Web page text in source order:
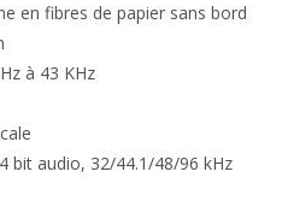
en fibres de papier sans bord
à 43 KHz
bit audio, 32/44.1/48/96 kHz